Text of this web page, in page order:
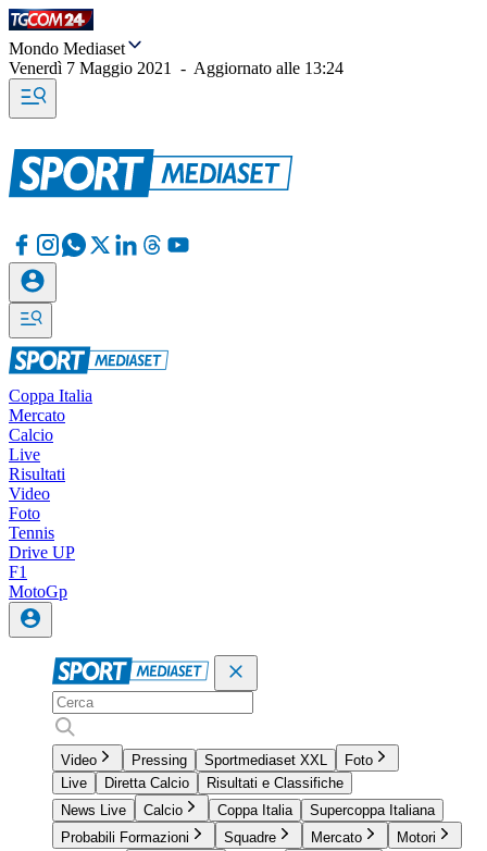
Mondo Mediaset
Venerdì 7 Maggio 2021
- Aggiornato alle 13:24
Coppa Italia
Mercato
Calcio
Live
Risultati
Video
Foto
Tennis
Drive UP
F1
MotoGp
Video Pressing Sportmediaset XXL
Foto
Live
Diretta Calcio
Risultati e Classifiche
News Live
Calcio Coppa Italia
Supercoppa Italiana
Probabili Formazioni
Squadre Mercato
Motori